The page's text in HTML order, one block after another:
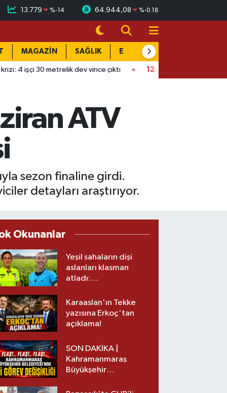
13.779 %-14 64.944,08 %-0.18
MAGAZİN SAĞLIK EĞİTİM
dev vince çıktı 12:43Kırıkkale'de filmleri aratmayan
ATV
sezon finaline girdi.
detayları araştırıyor.
Okunanlar
Yeşil sahaların dişi
aslanları klasman
atladı:
üst lige iki transfer!
Karaaslan'ın Tekke
yazısına Erkoç'tan
açıklama!
SON DAKİKA |
Kahramanmaraş
Büyükşehir
görev değişikliği!